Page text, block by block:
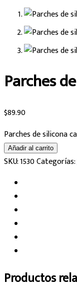
Parches
$89.90
Parches de silicona
Añadir al carrito
SKU:1530Categorías:
Productos